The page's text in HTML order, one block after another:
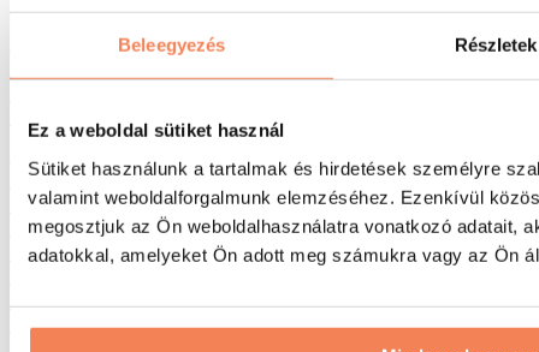
Beleegyezés Részletek
Ez a weboldal sütiket használ
Sütiket használunk a tartalmak és hirdetések személyre
valamint weboldalforgalmunk elemzéséhez. Ezenkívül
megosztjuk az Ön weboldalhasználatra vonatkozó adatait,
adatokkal, amelyeket Ön adott meg számukra vagy az Ön
Táskák & hátizsákok
Hátizsákok
Futás
Küzdősportok
Kerékpározás
Jóga és pilates
Úszás
Túrázás